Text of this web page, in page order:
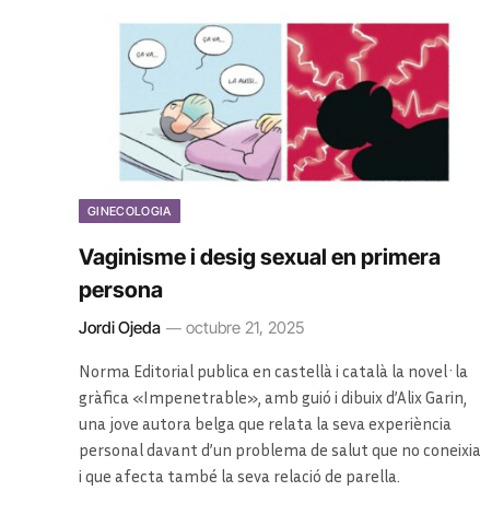
GINECOLOGIA
Vaginisme i desig sexual en primera
persona
Jordi Ojeda octubre 21, 2025
Norma Editorial publica en castellà i català la novel·la
gràfica «Impenetrable», amb guió i dibuix d’Alix Garin,
una jove autora belga que relata la seva experiència
personal davant d’un problema de salut que no coneixia,
i que afecta també la seva relació de parella.